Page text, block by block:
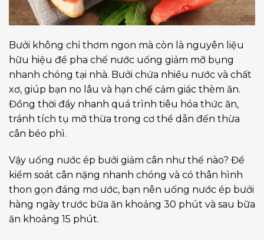
Bưởi không chỉ thơm ngon mà còn là nguyên liệu
hữu hiệu để pha chế nước uống giảm mỡ bụng
nhanh chóng tại nhà. Bưởi chứa nhiều nước và chất
xơ, giúp bạn no lâu và hạn chế cảm giác thèm ăn.
Đồng thời đẩy nhanh quá trình tiêu hóa thức ăn,
tránh tích tụ mỡ thừa trong cơ thể dẫn đến thừa
cân béo phì.
Vậy uống nước ép bưởi giảm cân như thế nào? Để
kiểm soát cân nặng nhanh chóng và có thân hình
thon gọn đáng mơ ước, bạn nên uống nước ép bưởi
hàng ngày trước bữa ăn khoảng 30 phút và sau bữa
ăn khoảng 15 phút.